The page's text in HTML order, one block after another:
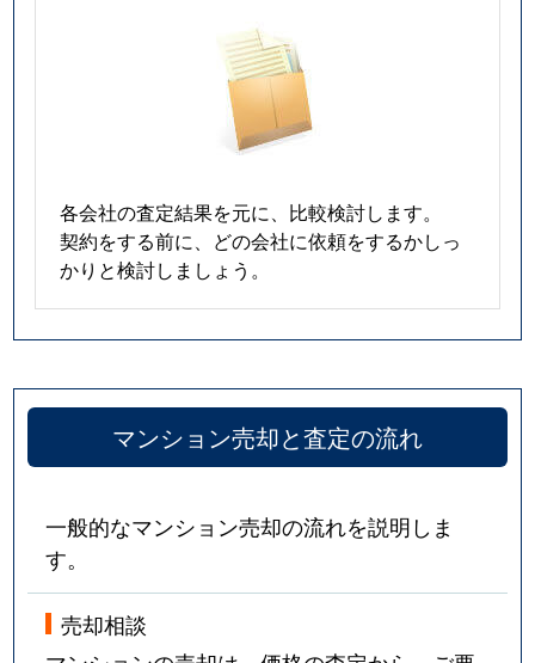
各会社の査定結果を元に、比較検討します。
契約をする前に、どの会社に依頼をするかしっ
かりと検討しましょう。
マンション売却と査定の流れ
一般的なマンション売却の流れを説明しま
す。
売却相談